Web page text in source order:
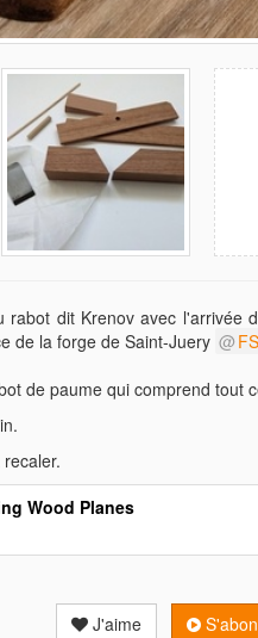
rabot dit Krenov avec l'arrivée
de la forge de Saint-Juery
de paume qui comprend tout
Wood Planes
J'aime